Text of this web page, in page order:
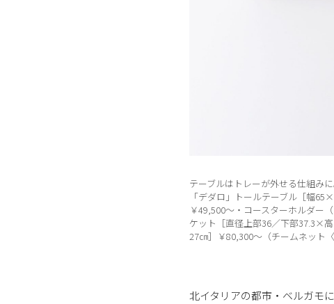
テーブルはトレーが外せる仕組み
「デダロ」トールテーブル［幅
￥49,500〜・コースターホルダー
ケット［直径上部36／下部37.3×
27㎝］￥80,300〜（チームネット
北イタリアの都市・ベルガモ